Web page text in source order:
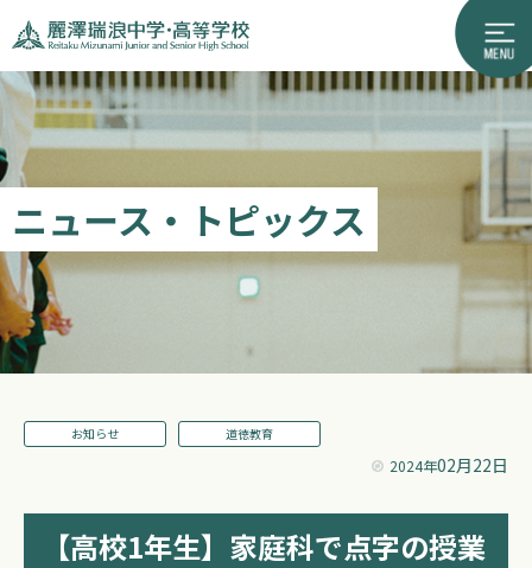
ニュース・トピックス
お知らせ 道徳教育
2024年02月22日
【高校1年生】家庭科で点字の授業